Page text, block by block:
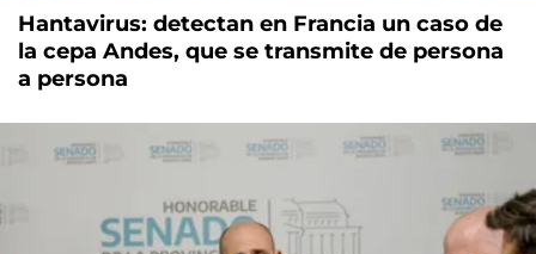
Hantavirus: detectan en Francia un caso de
la cepa Andes, que se transmite de persona
a persona